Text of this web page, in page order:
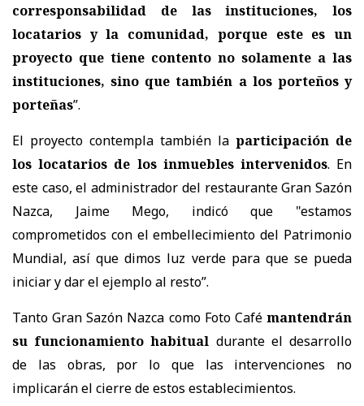
corresponsabilidad de las instituciones, los
locatarios y la comunidad, porque este es un
proyecto que tiene contento no solamente a las
instituciones, sino que también a los porteños y
porteñas”.
El proyecto contempla también la participación de
los locatarios de los inmuebles intervenidos. En
este caso, el administrador del restaurante Gran Sazón
Nazca, Jaime Mego, indicó que "estamos
comprometidos con el embellecimiento del Patrimonio
Mundial, así que dimos luz verde para que se pueda
iniciar y dar el ejemplo al resto”.
Tanto Gran Sazón Nazca como Foto Café mantendrán
su funcionamiento habitual durante el desarrollo
de las obras, por lo que las intervenciones no
implicarán el cierre de estos establecimientos.